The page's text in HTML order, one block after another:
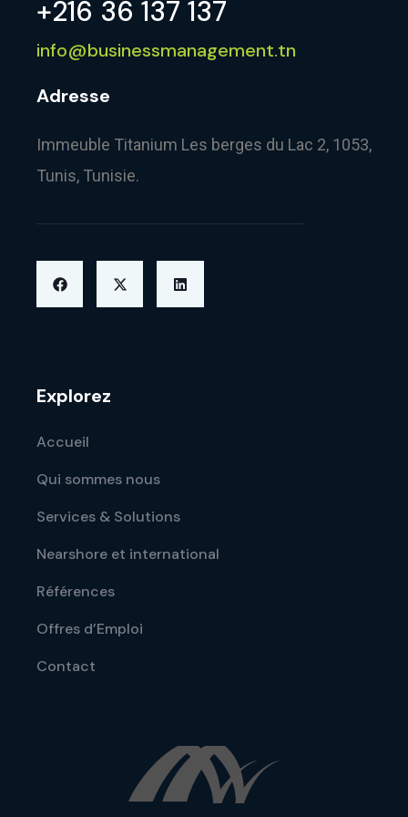
+216 36 137 137
info@businessmanagement.tn
Adresse
Immeuble Titanium Les berges du Lac 2, 1053,
Tunis, Tunisie.
Explorez
Accueil
Qui sommes nous
Services & Solutions
Nearshore et international
Références
Offres d’Emploi
Contact